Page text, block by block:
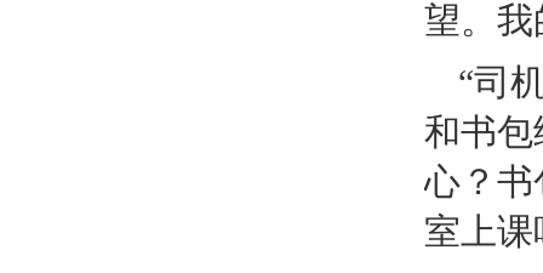
望。我
“司
和书包
心？书
室上